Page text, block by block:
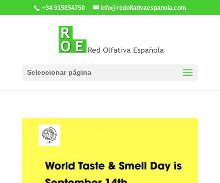
+34 915854750 info@redolfativaespanola.com
Seleccionar página